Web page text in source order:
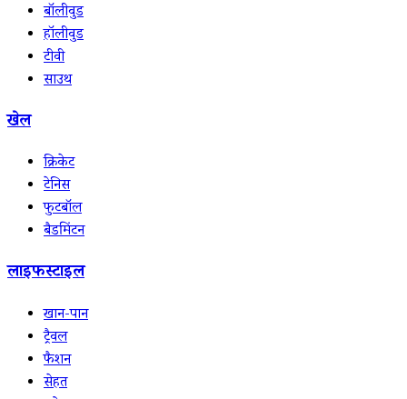
बॉलीवुड
हॉलीवुड
टीवी
साउथ
खेल
क्रिकेट
टेनिस
फुटबॉल
बैडमिंटन
लाइफस्टाइल
खान-पान
ट्रैवल
फैशन
सेहत